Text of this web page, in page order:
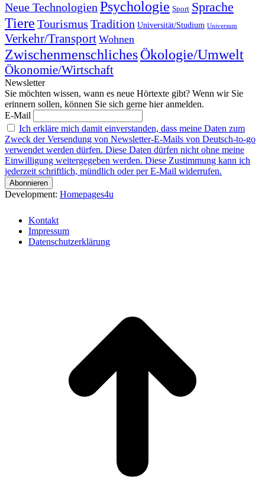
Neue Technologien Psychologie Sport Sprache
Tiere Tourismus Tradition Universität/Studium Universum
Verkehr/Transport Wohnen
ZwischenmenschlichesÖkologie/Umwelt
Ökonomie/Wirtschaft
Newsletter
Sie möchten wissen, wann es neue Hörtexte gibt? Wenn wir Sie
erinnern sollen, können Sie sich gerne hier anmelden.
E-Mail
Ich erkläre mich damit einverstanden, dass meine Daten zum
Zweck der Versendung von Newsletter-E-Mails von Deutsch-to-go
verwendet werden dürfen. Diese Daten dürfen nicht ohne meine
Einwilligung weitergegeben werden. Diese Zustimmung kann ich
jederzeit schriftlich, mündlich oder per E-Mail widerrufen.
Development: Homepages4u
Kontakt
Impressum
Datenschutzerklärung